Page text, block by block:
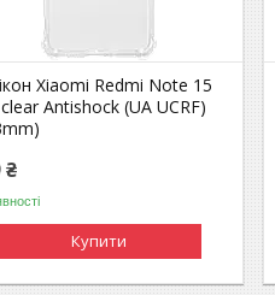
Xiaomi Redmi Note 15
Antishock (UA UCRF)
₴
Купити